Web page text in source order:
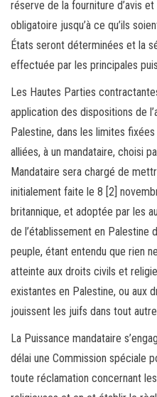
réserve de la fourniture d’avis
obligatoire jusqu’à ce qu’ils
États seront déterminées et la
effectuée par les principales
Les Hautes Parties
application des dispositions de
Palestine, dans les limites
alliées, à un mandataire, choisi
Mandataire sera chargé de
initialement faite le 8 [2]
britannique, et adoptée par les
de l’établissement en Palestine
peuple, étant entendu que rien
atteinte aux droits civils et
existantes en Palestine, ou aux
jouissent les juifs dans tout
La Puissance mandataire
délai une Commission spéciale
toute réclamation concernant